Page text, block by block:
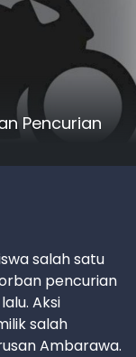
Pencurian
salah satu
pencurian
Aksi
salah
Ambarawa.